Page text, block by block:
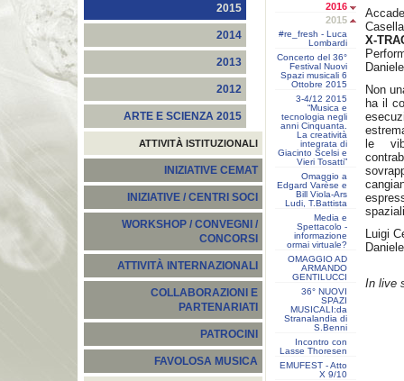
2015
2014
2013
2012
ARTE E SCIENZA 2015
ATTIVITÀ ISTITUZIONALI
INIZIATIVE CEMAT
INIZIATIVE / CENTRI SOCI
WORKSHOP / CONVEGNI /
CONCORSI
ATTIVITÀ INTERNAZIONALI
COLLABORAZIONI E
PARTENARIATI
PATROCINI
FAVOLOSA MUSICA
2016
2015
#re_fresh - Luca
Lombardi
Concerto del 36°
Festival Nuovi
Spazi musicali 6
Ottobre 2015
3-4/12 2015
“Musica e
tecnologia negli
anni Cinquanta.
La creatività
integrata di
Giacinto Scelsi e
Vieri Tosatti”
Omaggio a
Edgard Varèse e
Bill Viola-Ars
Ludi, T.Battista
Media e
Spettacolo -
informazione
ormai virtuale?
OMAGGIO AD
ARMANDO
GENTILUCCI
36° NUOVI
SPAZI
MUSICALI:da
Stranalandia di
S.Benni
Incontro con
Lasse Thoresen
EMUFEST - Atto
X 9/10
Casella
X-
Non
ha il
le
Luigi
In live